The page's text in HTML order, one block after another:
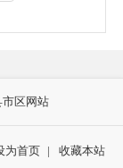
市区网站
为首页 |
收藏本站